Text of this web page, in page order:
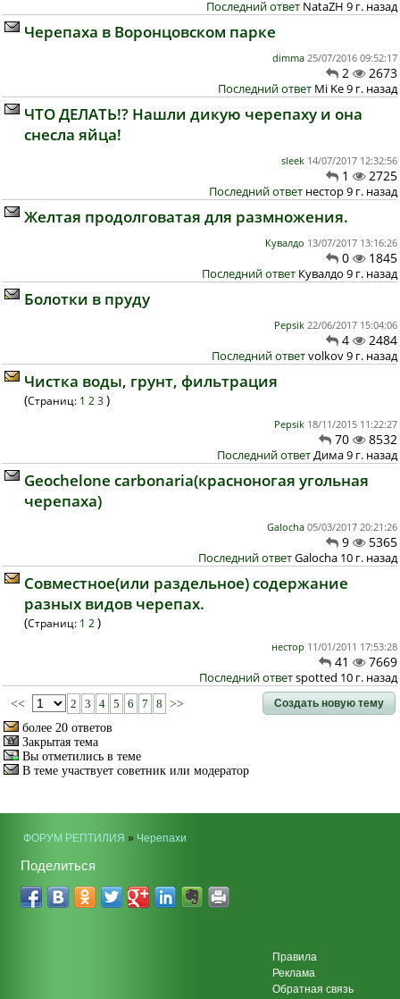
Последний ответ NataZH 9 г. назад
Черепаха в Воронцовском парке
dimma 25/07/2016 09:52:17
2 2673
Последний ответ Mi Ke 9 г. назад
ЧТО ДЕЛАТЬ!? Нашли дикую черепаху и она
снесла яйца!
sleek 14/07/2017 12:32:56
1 2725
Последний ответ нестор 9 г. назад
Желтая продолговатая для размножения.
Кувалдо 13/07/2017 13:16:26
0 1845
Последний ответ Кувалдо 9 г. назад
Болотки в пруду
Pepsik 22/06/2017 15:04:06
4 2484
Последний ответvolkov 9 г. назад
Чистка воды, грунт, фильтрация
(Страниц: 1 2 3 )
Pepsik 18/11/2015 11:22:27
70 8532
Последний ответДима 9 г. назад
Geochelone carbonaria(красноногая угольная
черепаха)
Galocha 05/03/2017 20:21:26
9 5365
Последний ответGalocha 10 г. назад
Совместное(или раздельное) содержание
разных видов черепах.
(Страниц: 1 2 )
нестор 11/01/2011 17:53:28
41 7669
Последний ответspotted 10 г. назад
<< 2 3 4 5 6 7 8 >> Создать новую тему
более 20 ответов
Закрытая тема
Вы отметились в теме
В теме участвует советник или модератор
ФОРУМ РЕПТИЛИЯ » Черепахи
Поделиться
Правила
Реклама
Обратная связь